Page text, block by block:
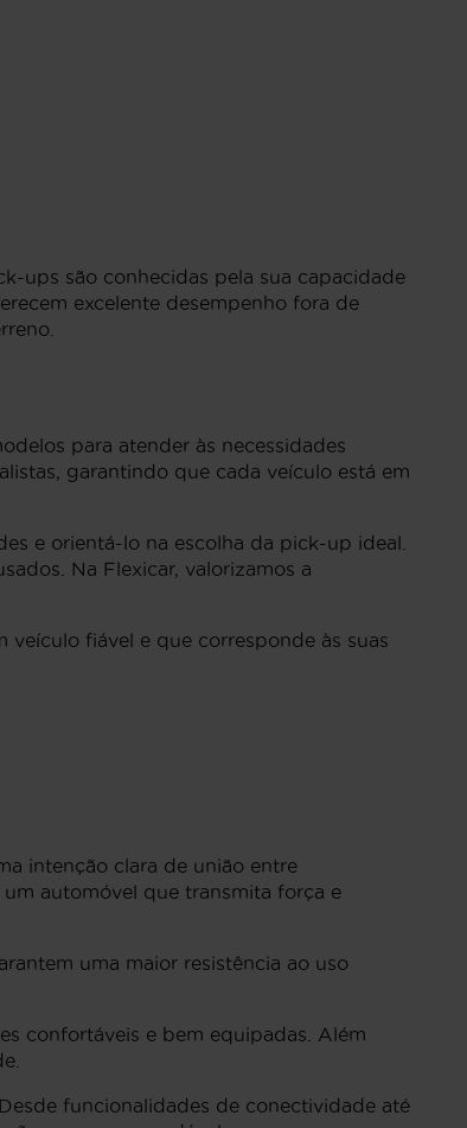
ups são conhecidas pela sua capacidade
excelente desempenho fora de
para atender às necessidades
garantindo que cada veículo está em
e orientá-lo na escolha da pick-up ideal.
Na Flexicar, valorizamos a
fiável e que corresponde às suas
intenção clara de união entre
automóvel que transmita força e
uma maior resistência ao uso
confortáveis e bem equipadas. Além
funcionalidades de conectividade até